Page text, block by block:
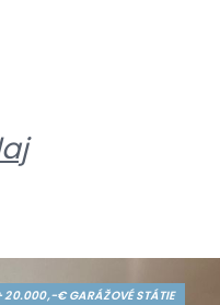
20.000,-€ GARÁŽOVÉ STÁTIE